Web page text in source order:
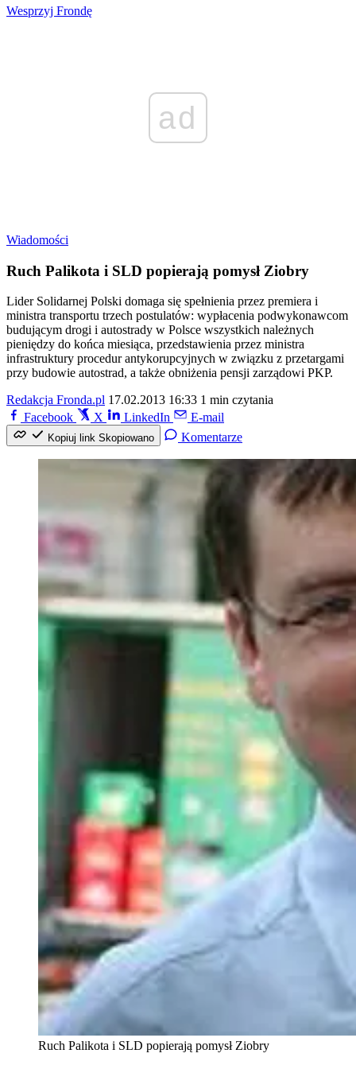
Wesprzyj Frondę
ad
Wiadomości
Ruch Palikota i SLD popierają pomysł Ziobry
Lider Solidarnej Polski domaga się spełnienia przez premiera i
ministra transportu trzech postulatów: wypłacenia podwykonawcom
budującym drogi i autostrady w Polsce wszystkich należnych
pieniędzy do końca miesiąca, przedstawienia przez ministra
infrastruktury procedur antykorupcyjnych w związku z przetargami
przy budowie autostrad, a także obniżenia pensji zarządowi PKP.
Redakcja Fronda.pl 17.02.2013 16:33 1 min czytania
Facebook
X LinkedIn E-mail
Kopiuj link Skopiowano Komentarze
Ruch Palikota i SLD popierają pomysł Ziobry